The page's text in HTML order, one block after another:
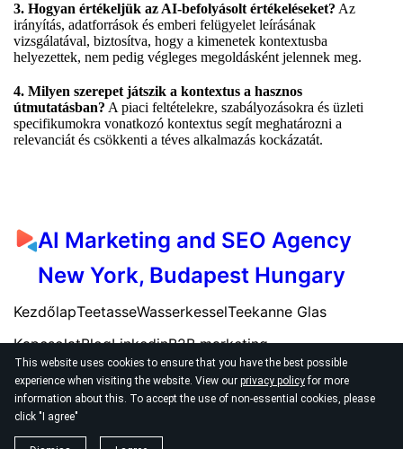
This website uses cookies to ensure that you have the best possible
experience when visiting the website. View our privacy policyfor more
information about this. To accept the use of non-essential cookies, please
click "I agree"
3. Hogyan értékeljük az AI-befolyásolt értékeléseket? Az
irányítás, adatforrások és emberi felügyelet leírásának
vizsgálatával, biztosítva, hogy a kimenetek kontextusba
helyezettek, nem pedig végleges megoldásként jelennek meg.
4. Milyen szerepet játszik a kontextus a hasznos
útmutatásban? A piaci feltételekre, szabályozásokra és üzleti
specifikumokra vonatkozó kontextus segít meghatározni a
relevanciát és csökkenti a téves alkalmazás kockázatát.
AI Marketing and SEO Agency
New York, Budapest Hungary
KezdőlapTeetasseWasserkesselTeekanne Glas
KapcsolatBlogLinkedinB2B marketing
© 2026 AI SEO Marketing Agency New York